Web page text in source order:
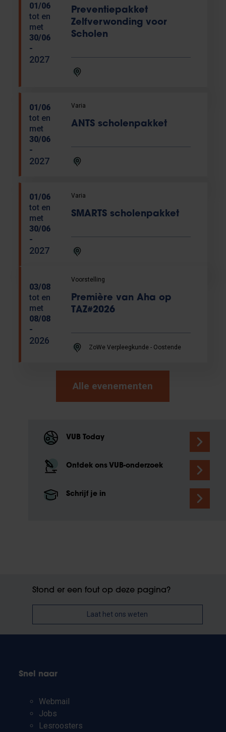
01/06
tot en
met
30/06
-
2027
Preventiepakket
Zelfverwonding voor
Scholen
01/06
tot en
met
30/06
-
2027
Varia
ANTS scholenpakket
01/06
tot en
met
30/06
-
2027
Varia
SMARTS scholenpakket
03/08
tot en
met
08/08
-
2026
Voorstelling
Première van Aha op
TAZ#2026
ZoWe Verpleegkunde - Oostende
Alle evenementen
VUB Today
Ontdek ons VUB-onderzoek
Schrijf je in
Stond er een fout op deze pagina?
Laat het ons weten
Snel naar
Webmail
Jobs
Lesroosters